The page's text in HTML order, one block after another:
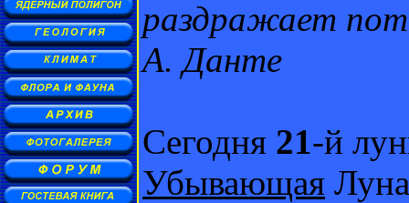
раздражает
А. Данте
Сегодня 21-й
Убывающая